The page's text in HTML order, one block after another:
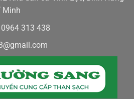
Minh
313 438